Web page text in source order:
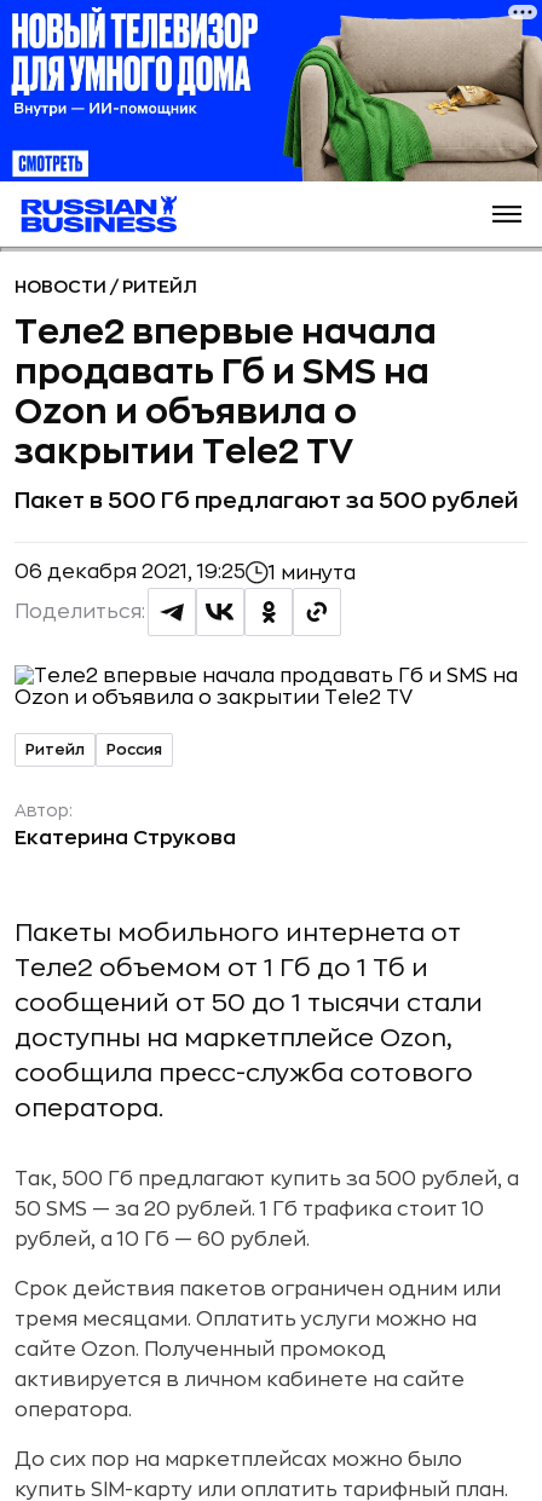
НОВОСТИ / РИТЕЙЛ
Теле2 впервые начала
продавать Гб и SMS на
Ozon и объявила о
закрытии Tele2 TV
Пакет в 500 Гб предлагают за 500 рублей
06 декабря 2021, 19:25 1 минута
Поделиться:
Ритейл Россия
Автор:
Екатерина Струкова
Пакеты мобильного интернета от
Теле2 объемом от 1 Гб до 1 Тб и
сообщений от 50 до 1 тысячи стали
доступны на маркетплейсе Ozon,
сообщила пресс-служба сотового
оператора.
Так, 500 Гб предлагают купить за 500 рублей, а
50 SMS — за 20 рублей. 1 Гб трафика стоит 10
рублей, а 10 Гб — 60 рублей.
Срок действия пакетов ограничен одним или
тремя месяцами. Оплатить услуги можно на
сайте Ozon. Полученный промокод
активируется в личном кабинете на сайте
оператора.
До сих пор на маркетплейсах можно было
купить SIM-карту или оплатить тарифный план.